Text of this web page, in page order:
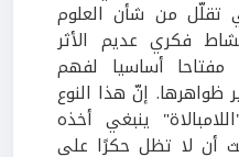
تقلّل من شأن العلوم
فكري عديم الأثر
مفتاحا أساسيا لفهم
ظواهرها. إنّ هذا النوع
ينبغي أخذه
أن لا تظل حكرًا على